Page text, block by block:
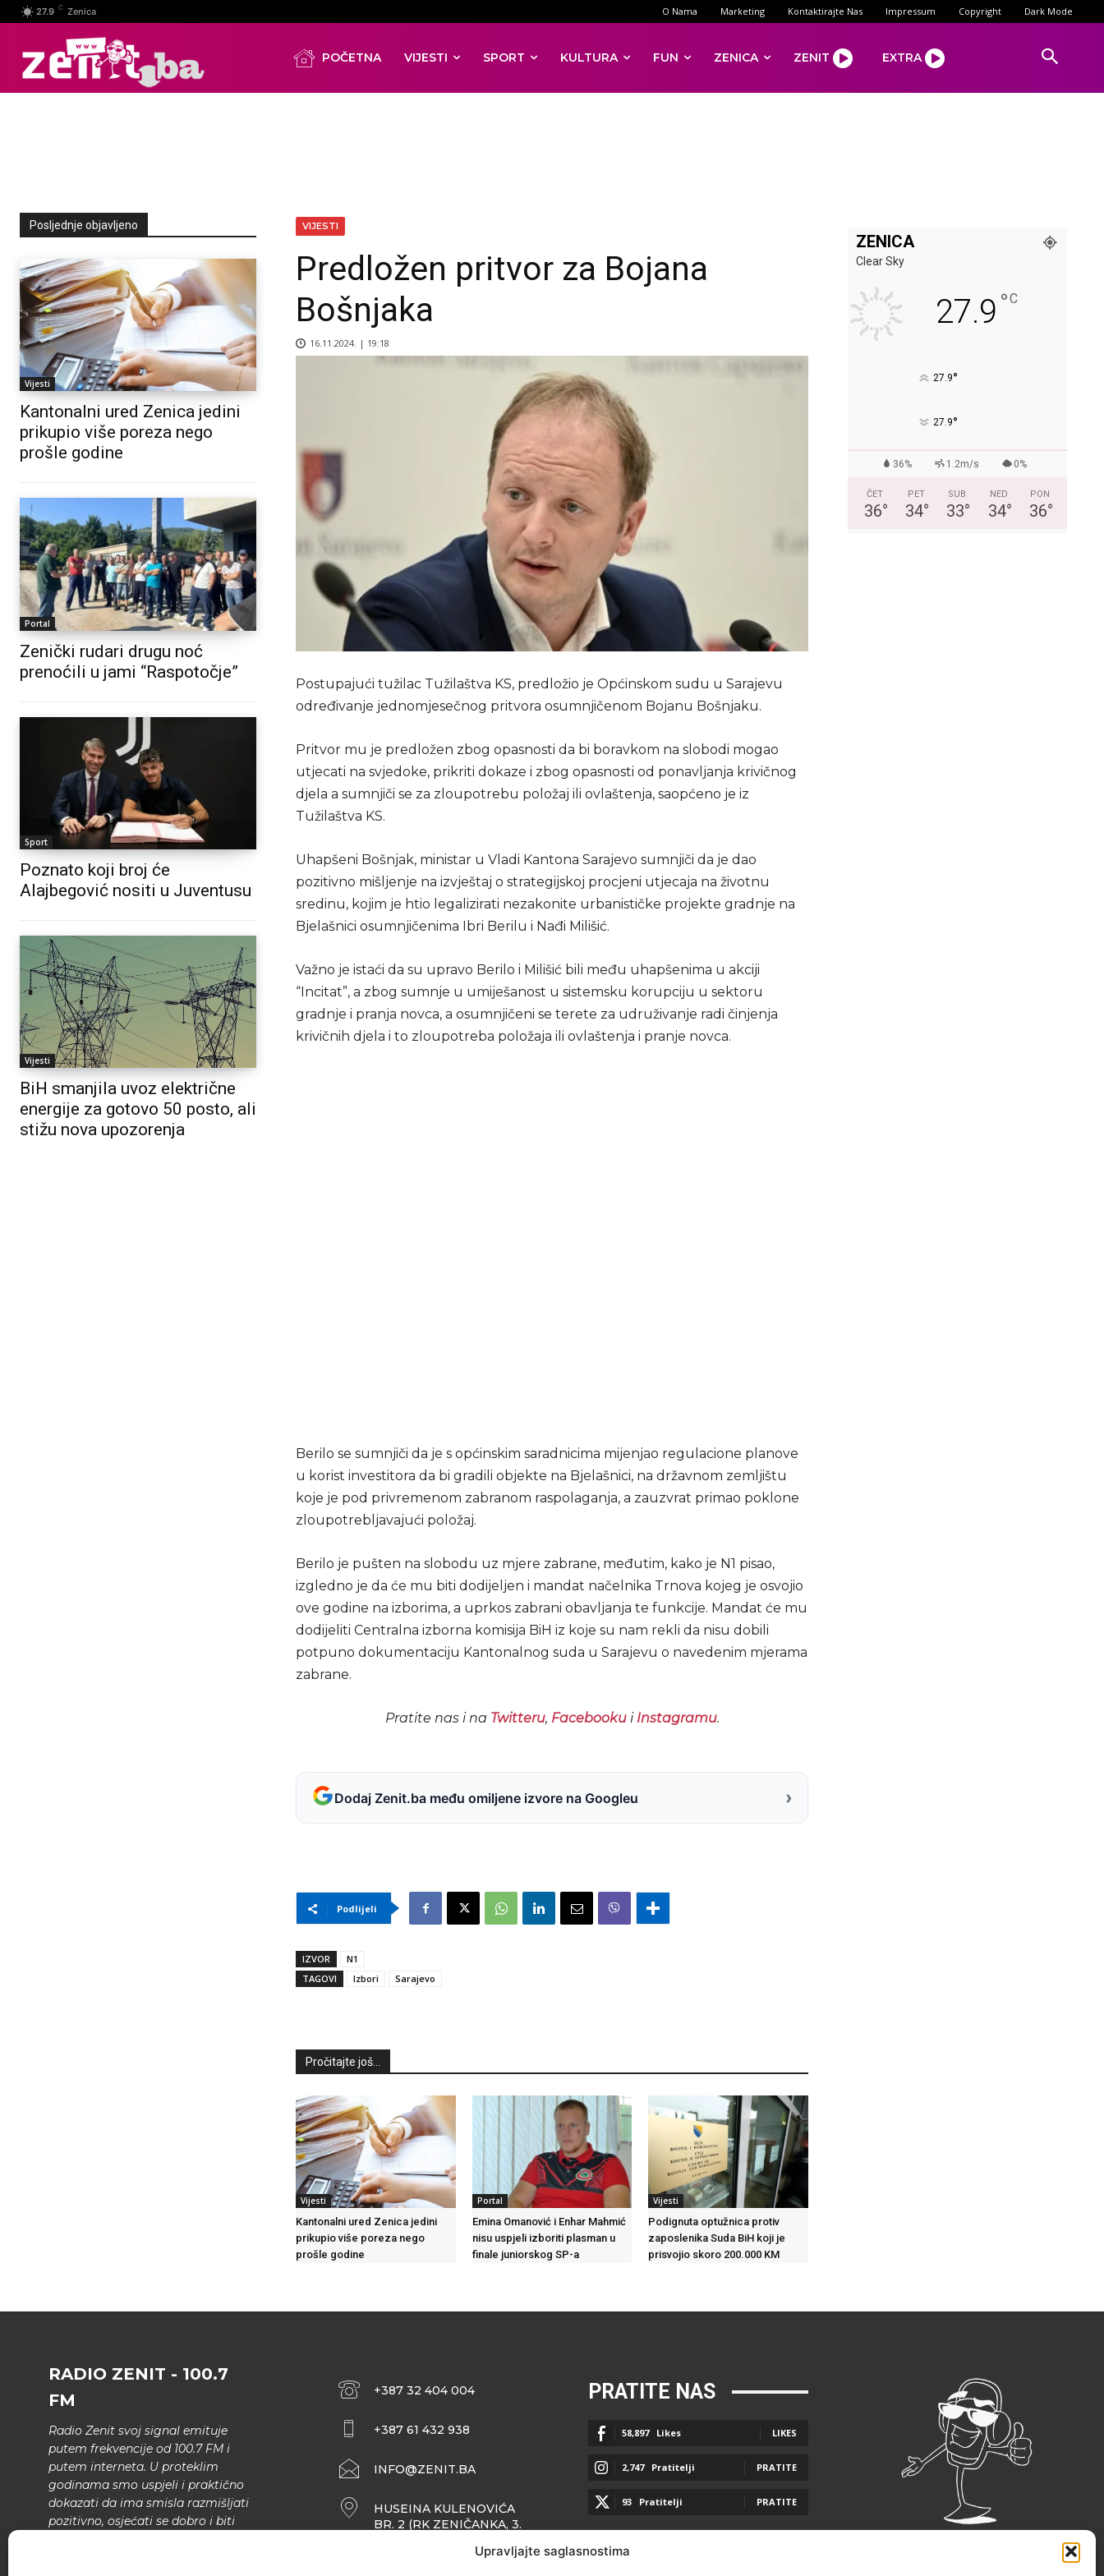
Upravljajte saglasnostima
27.9 C Zenica O Nama Marketing Kontaktirajte Nas Impressum Copyright Dark Mode
POČETNA VIJESTI SPORT KULTURA FUN ZENICA ZENIT EXTRA
Posljednje objavljeno
Vijesti
Kantonalni ured Zenica jedini
prikupio više poreza nego
prošle godine
Portal
Zenički rudari drugu noć
prenoćili u jami “Raspotočje”
Sport
Poznato koji broj će
Alajbegović nositi u Juventusu
Vijesti
BiH smanjila uvoz električne
energije za gotovo 50 posto, ali
stižu nova upozorenja
VIJESTI
Predložen pritvor za Bojana
Bošnjaka
16.11.2024. | 19:18
Postupajući tužilac Tužilaštva KS, predložio je Općinskom sudu u Sarajevu
određivanje jednomjesečnog pritvora osumnjičenom Bojanu Bošnjaku.
Pritvor mu je predložen zbog opasnosti da bi boravkom na slobodi mogao
utjecati na svjedoke, prikriti dokaze i zbog opasnosti od ponavljanja krivičnog
djela a sumnjiči se za zloupotrebu položaj ili ovlaštenja, saopćeno je iz
Tužilaštva KS.
Uhapšeni Bošnjak, ministar u Vladi Kantona Sarajevo sumnjiči da je dao
pozitivno mišljenje na izvještaj o strategijskoj procjeni utjecaja na životnu
sredinu, kojim je htio legalizirati nezakonite urbanističke projekte gradnje na
Bjelašnici osumnjičenima Ibri Berilu i Nađi Milišić.
Važno je istaći da su upravo Berilo i Milišić bili među uhapšenima u akciji
“Incitat”, a zbog sumnje u umiješanost u sistemsku korupciju u sektoru
gradnje i pranja novca, a osumnjičeni se terete za udruživanje radi činjenja
krivičnih djela i to zloupotreba položaja ili ovlaštenja i pranje novca.
Berilo se sumnjiči da je s općinskim saradnicima mijenjao regulacione planove
u korist investitora da bi gradili objekte na Bjelašnici, na državnom zemljištu
koje je pod privremenom zabranom raspolaganja, a zauzvrat primao poklone
zloupotrebljavajući položaj.
Berilo je pušten na slobodu uz mjere zabrane, međutim, kako je N1 pisao,
izgledno je da će mu biti dodijeljen i mandat načelnika Trnova kojeg je osvojio
ove godine na izborima, a uprkos zabrani obavljanja te funkcije. Mandat će mu
dodijeliti Centralna izborna komisija BiH iz koje su nam rekli da nisu dobili
potpuno dokumentaciju Kantonalnog suda u Sarajevu o navedenim mjerama
zabrane.
Pratite nas i na Twitteru, Facebookui Instagramu.
Dodaj Zenit.ba među omiljene izvore na Googleu ›
Podlijeli
IZVOR
N1
TAGOVI
Izbori Sarajevo
Pročitajte još...
Vijesti
Kantonalni ured Zenica jedini
prikupio više poreza nego
prošle godine
Portal
Emina Omanović i Enhar Mahmić
nisu uspjeli izboriti plasman u
finale juniorskog SP-a
Vijesti
Podignuta optužnica protiv
zaposlenika Suda BiH koji je
prisvojio skoro 200.000 KM
ZENICA
Clear Sky
27.9 °C
27.9°
27.9°
36% 1.2m/s 0%
ČET
36°
PET
34°
SUB
33°
NED
34°
PON
36°
RADIO ZENIT - 100.7
FM
Radio Zenit svoj signal emituje
putem frekvencije od 100.7 FM i
putem interneta. U proteklim
godinama smo uspjeli i praktično
dokazati da ima smisla razmišljati
pozitivno, osjećati se dobro i biti
+387 32 404 004
+387 61 432 938
INFO@ZENIT.BA
HUSEINA KULENOVIĆA
BR. 2 (RK ZENIČANKA, 3.
PRATITE NAS
58,897 Likes LIKES
2,747 Pratitelji PRATITE
93 Pratitelji PRATITE